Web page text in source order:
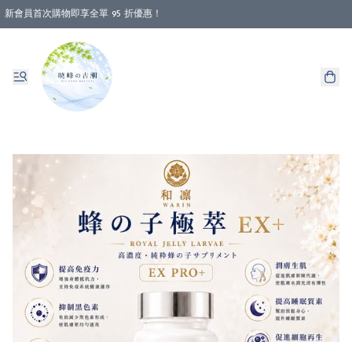
新會員首次購物即享全單 95 折優惠！
消費即享全單 88 折優惠！